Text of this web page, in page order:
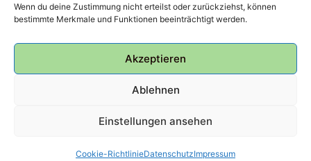
Wenn du deine Zustimmung nicht erteilst oder zurückziehst, können
bestimmte Merkmale und Funktionen beeinträchtigt werden.
Akzeptieren
Ablehnen
Einstellungen ansehen
Cookie-RichtlinieDatenschutzImpressum
© 2026 Bunker Ulmenwall